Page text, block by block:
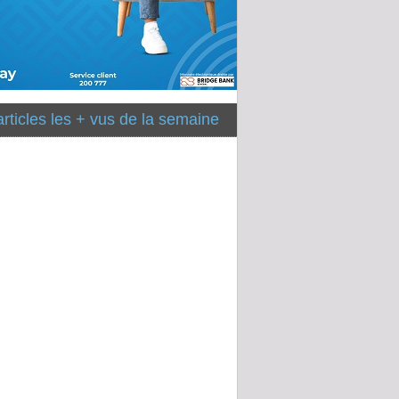
les + vus de la semaine